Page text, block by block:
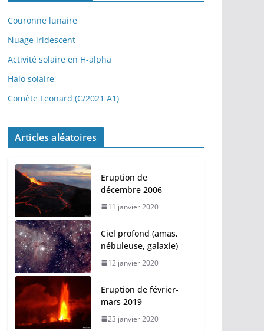
é
o
Couronne lunaire
Nuage iridescent
Activité solaire en H-alpha
Halo solaire
Comète Leonard (C/2021 A1)
Articles aléatoires
Eruption de
décembre 2006
11 janvier 2020
Ciel profond (amas,
nébuleuse, galaxie)
12 janvier 2020
Eruption de février-
mars 2019
23 janvier 2020